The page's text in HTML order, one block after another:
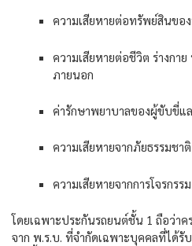
ความเสียหายต่อทรัพย์สินขอ
ความเสียหายต่อชีวิต ร่างกาย
ภายนอก
ค่ารักษาพยาบาลของผู้ขับขี่แ
ความเสียหายจากภัยธรรมชาติ
ความเสียหายจากการโจรกรรม
โดยเฉพาะประกันรถยนต์ชั้น 1 ถือว่า
จาก พ.ร.บ. ที่จำกัดเฉพาะบุคคลที่ได้รั